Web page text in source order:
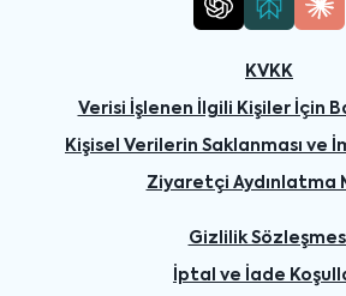
KVKK
Verisi İşlenen İlgili Kişiler İçin
Kişisel Verilerin Saklanması ve
Ziyaretçi Aydınlatma
Gizlilik
İptal ve İade